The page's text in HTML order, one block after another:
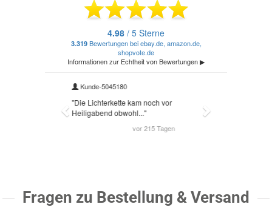
Fragen zu Bestellung & Versand